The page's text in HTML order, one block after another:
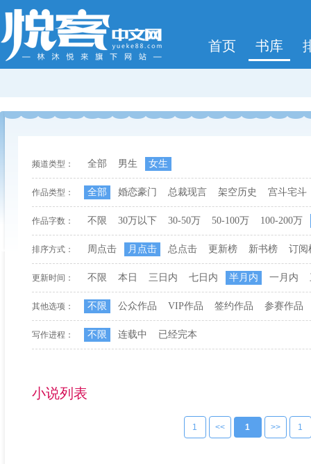
首页 书库
频道类型： 全部 男生 女生
作品类型： 全部 婚恋豪门 总裁现言 架空历史 宫斗宅斗
作品字数： 不限 30万以下 30-50万 50-100万 100-200万
排序方式： 周点击 月点击 总点击 更新榜 新书榜 订阅
更新时间： 不限 本日 三日内 七日内 半月内 一月内
其他选项： 不限 公众作品 VIP作品 签约作品 参赛作品
写作进程： 不限 连载中 已经完本
小说列表
1 << 1 >> 1